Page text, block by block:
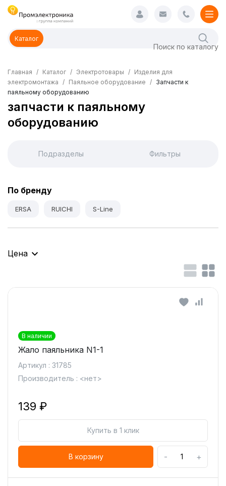
Каталог
Главная Каталог Электротовары
Изделия для
электромонтажа
Паяльное оборудование
Запчасти к
паяльному оборудованию
запчасти к паяльному
оборудованию
Подразделы Фильтры
По бренду
ERSA RUICHI S-Line
Цена
В наличии
Жало паяльника N1-1
Артикул : 31785
Производитель : <нет>
139 ₽
Купить в 1 клик
В корзину - +